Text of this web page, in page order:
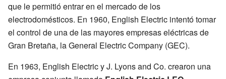
que le permitió entrar en el mercado de los
electrodomésticos. En 1960, English Electric intentó tomar
el control de una de las mayores empresas eléctricas de
Gran Bretaña, la General Electric Company (GEC).
En 1963, English Electric y J. Lyons and Co. crearon una